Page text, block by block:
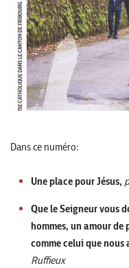
Dans ce numéro:
Une place pour Jésus,
Que le Seigneur vous
hommes, un amour de
comme celui que nous
Ruffieux